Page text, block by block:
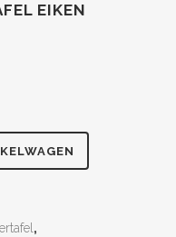
EIKEN
,